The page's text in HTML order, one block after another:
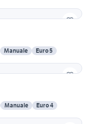
Manuale
Euro 5
Manuale
Euro 4